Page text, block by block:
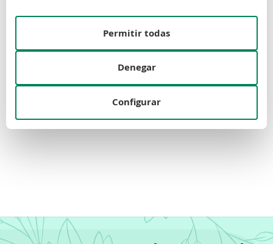
Capital Beaute Sèrum Jeunesse
163,80 €
Sisley All day all year 50ml
313,39 €
Configurar
Denegar
Permitir todas